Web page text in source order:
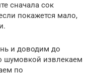
сначала сок
покажется мало,
и доводим до
шумовкой извлекаем
по